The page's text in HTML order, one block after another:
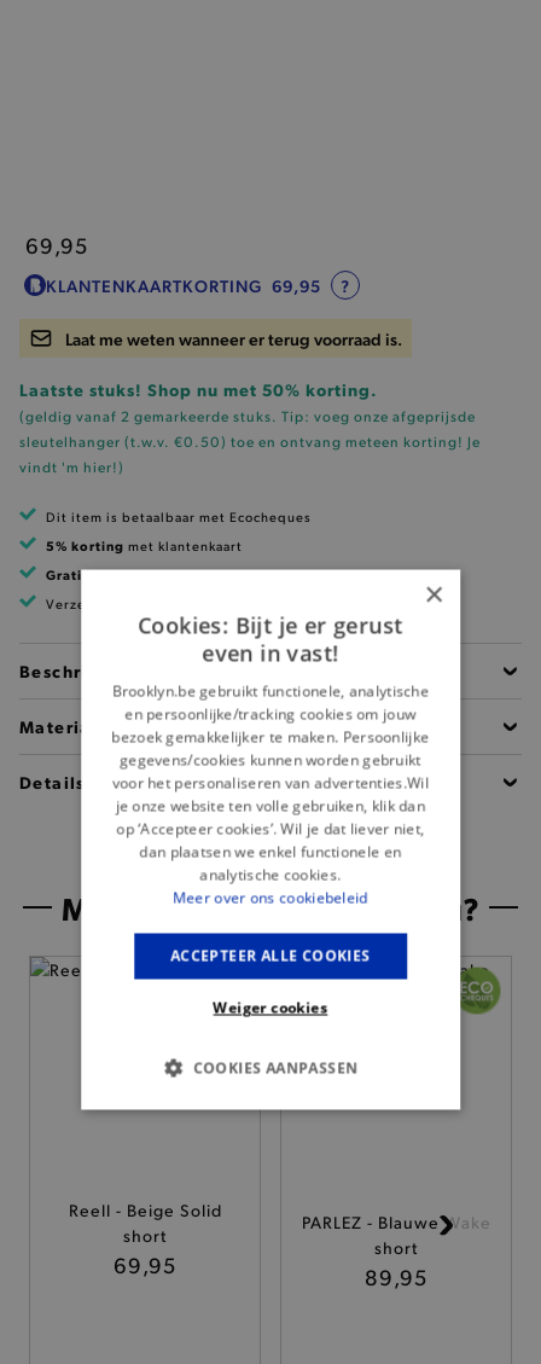
69,95
KLANTENKAARTKORTING 69,95 ?
Laat me weten wanneer er terug voorraad is.
Laatste stuks! Shop nu met 50% korting.
(geldig vanaf 2 gemarkeerde stuks. Tip: voeg onze afgeprijsde
sleutelhanger (t.w.v. €0.50) toe en ontvang meteen korting! Je
vindt 'm hier!)
Dit item is betaalbaar met Ecocheques
5% korting met klantenkaart
Gratis verzendingvanaf 99 EUR
Verzending binnen 1 à 2 werkdagen
Beschrijving
Materiaal
Details
Misschien is dit iets voor jou?
Reell - Beige Solid
short
69,95
PARLEZ - Blauwe Wake
short
89,95
×
Cookies: Bijt je er gerust
even in vast!
Brooklyn.be gebruikt functionele, analytische
en persoonlijke/tracking cookies om jouw
bezoek gemakkelijker te maken. Persoonlijke
gegevens/cookies kunnen worden gebruikt
voor het personaliseren van advertenties.Wil
je onze website ten volle gebruiken, klik dan
op ‘Accepteer cookies’. Wil je dat liever niet,
dan plaatsen we enkel functionele en
analytische cookies.
Meer over ons cookiebeleid
ACCEPTEER ALLE COOKIES
Weiger cookies
COOKIES AANPASSEN
BASIS COOKIES
TARGETING